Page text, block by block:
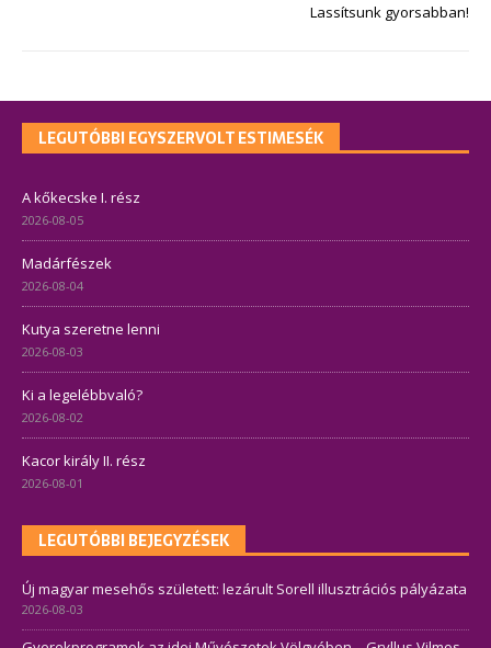
Lassítsunk gyorsabban!
LEGUTÓBBI EGYSZERVOLT ESTIMESÉK
A kőkecske I. rész
2026-08-05
Madárfészek
2026-08-04
Kutya szeretne lenni
2026-08-03
Ki a legelébbvaló?
2026-08-02
Kacor király II. rész
2026-08-01
LEGUTÓBBI BEJEGYZÉSEK
Új magyar mesehős született: lezárult Sorell illusztrációs pályázata
2026-08-03